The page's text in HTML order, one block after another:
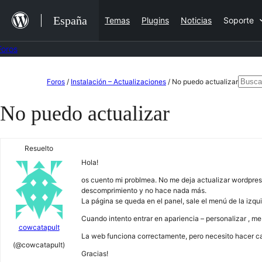
contenido
España Temas Plugins Noticias Soporte
contenido
Foros / Instalación – Actualizaciones / No puedo actualizar
No puedo actualizar
Resuelto
cowcatapult
(@cowcatapult)
Hola!
os cuento mi problmea. No me deja actualizar
descomprimiento y no hace nada más.
La página se queda en el panel, sale el menú de la
Cuando intento entrar en apariencia – personalizar ,
La web funciona correctamente, pero necesito hacer
Gracias!